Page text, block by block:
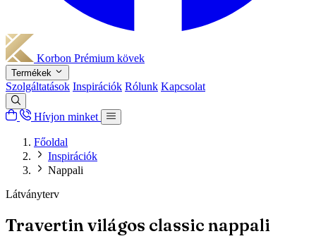
Korbon Prémium kövek
Termékek
Szolgáltatások Inspirációk Rólunk Kapcsolat
Hívjon minket
Főoldal
Inspirációk
Nappali
Látványterv
Travertin világos classic nappali